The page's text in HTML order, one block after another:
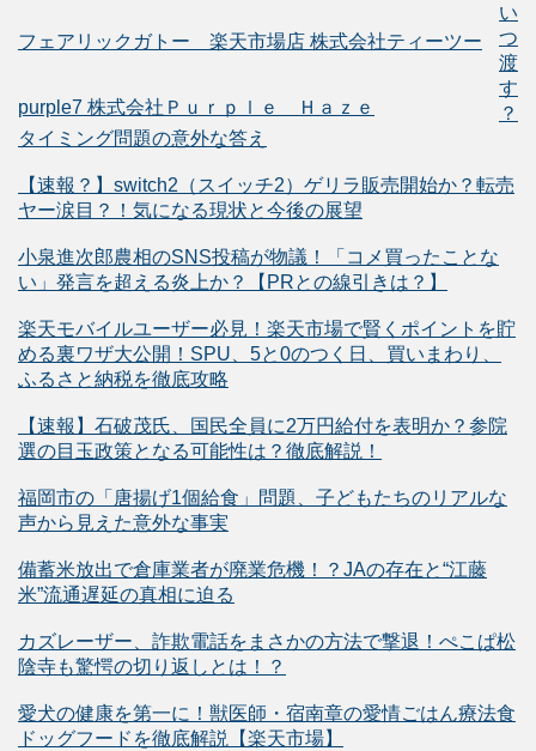
フェアリックガトー 楽天市場店 株式会社ティーツー
purple7 株式会社Ｐｕｒｐｌｅ Ｈａｚｅ
い
つ
渡
す
？
タイミング問題の意外な答え
【速報？】switch2（スイッチ2）ゲリラ販売開始か？転売
ヤー涙目？！気になる現状と今後の展望
小泉進次郎農相のSNS投稿が物議！「コメ買ったことな
い」発言を超える炎上か？【PRとの線引きは？】
楽天モバイルユーザー必見！楽天市場で賢くポイントを貯
める裏ワザ大公開！SPU、5と0のつく日、買いまわり、
ふるさと納税を徹底攻略
【速報】石破茂氏、国民全員に2万円給付を表明か？参院
選の目玉政策となる可能性は？徹底解説！
福岡市の「唐揚げ1個給食」問題、子どもたちのリアルな
声から見えた意外な事実
備蓄米放出で倉庫業者が廃業危機！？JAの存在と“江藤
米”流通遅延の真相に迫る
カズレーザー、詐欺電話をまさかの方法で撃退！ぺこぱ松
陰寺も驚愕の切り返しとは！？
愛犬の健康を第一に！獣医師・宿南章の愛情ごはん療法食
ドッグフードを徹底解説【楽天市場】